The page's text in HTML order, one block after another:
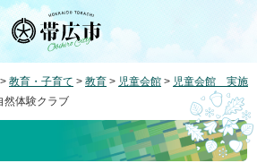
> 教育・子育て > 教育 > 児童会館 > 児童会館 実施
然体験クラブ